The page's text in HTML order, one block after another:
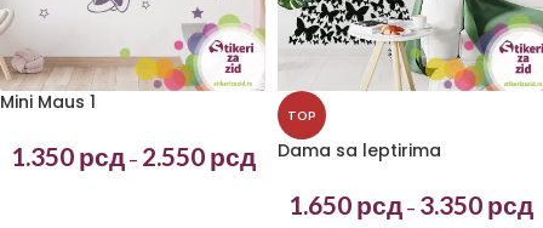
Mini Maus 1
1.350 рсд – 2.550 рсд
TOP
Dama sa leptirima
1.650 рсд – 3.350 рсд